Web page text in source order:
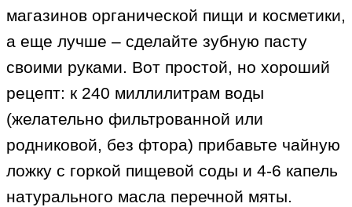
магазинов органической пищи и косметики,
а еще лучше – сделайте зубную пасту
своими руками. Вот простой, но хороший
рецепт: к 240 миллилитрам воды
(желательно фильтрованной или
родниковой, без фтора) прибавьте чайную
ложку с горкой пищевой соды и 4-6 капель
натурального масла перечной мяты.